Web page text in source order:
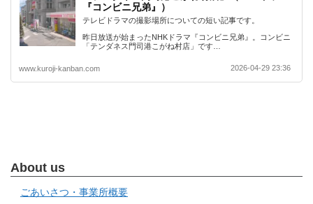
『コンビニ兄弟』）
テレビドラマの撮影場所についての短い記事です。
昨日放送が始まったNHKドラマ『コンビニ兄弟』。コンビニ
「テンダネス門司港こがね村店」です…
www.kuroji-kanban.com 2026-04-29 23:36
About us
ごあいさつ・事業所概要